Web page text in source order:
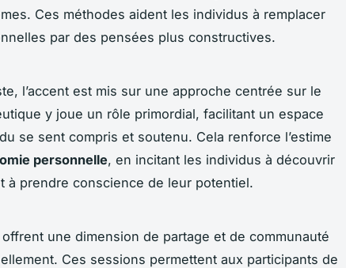
Ces méthodes aident les individus à remplacer
par des pensées plus constructives.
l’accent est mis sur une approche centrée sur le
y joue un rôle primordial, facilitant un espace
se sent compris et soutenu. Cela renforce l’estime
personnelle, en incitant les individus à découvrir
à prendre conscience de leur potentiel.
offrent une dimension de partage et de communauté
Ces sessions permettent aux participants de